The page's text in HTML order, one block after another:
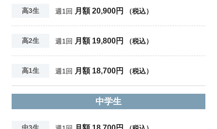
高3生 週1回 月額 20,900円 （税込）
高2生 週1回 月額 19,800円 （税込）
高1生 週1回 月額 18,700円 （税込）
中学生